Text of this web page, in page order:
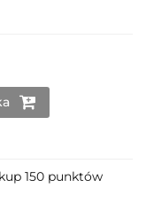
150 punktów